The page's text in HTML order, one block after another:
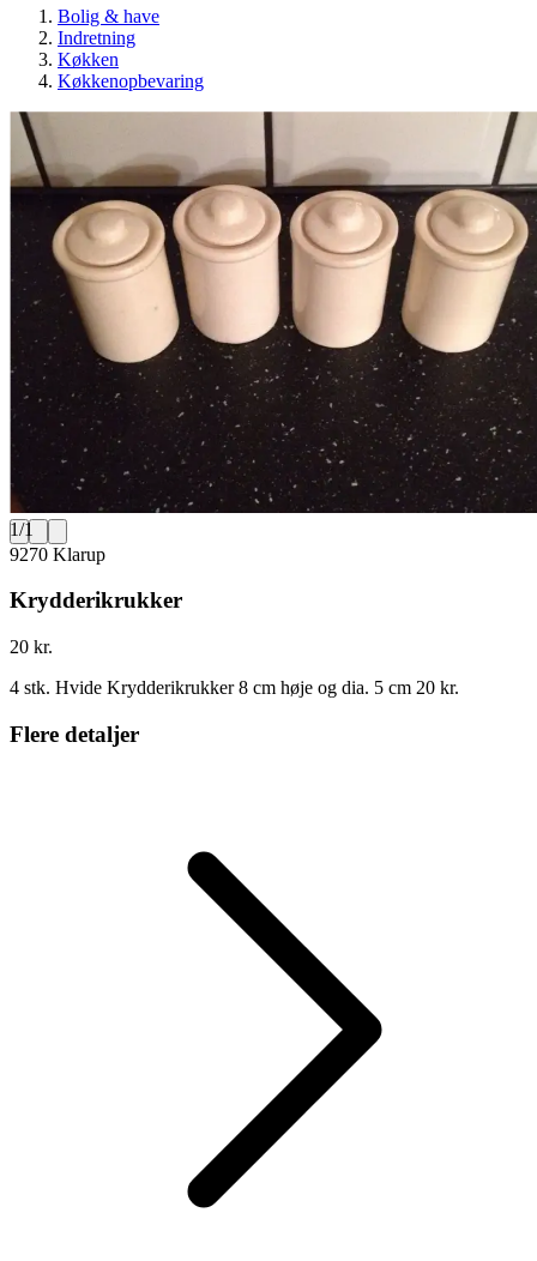
Bolig & have
Indretning
Køkken
Køkkenopbevaring
1/1
9270 Klarup
Krydderikrukker
20 kr.
4 stk. Hvide Krydderikrukker 8 cm høje og dia. 5 cm 20 kr.
Flere detaljer